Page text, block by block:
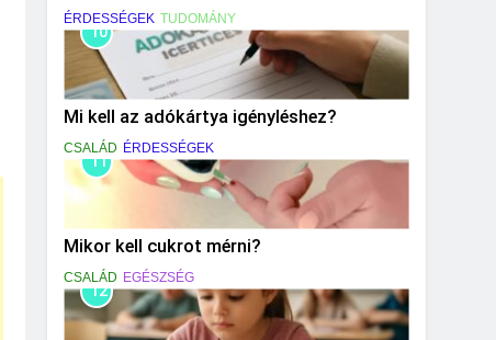
ÉRDESSÉGEK TUDOMÁNY
10
Mi kell az adókártya igényléshez?
CSALÁD ÉRDESSÉGEK
11
Mikor kell cukrot mérni?
CSALÁD EGÉSZSÉG
12